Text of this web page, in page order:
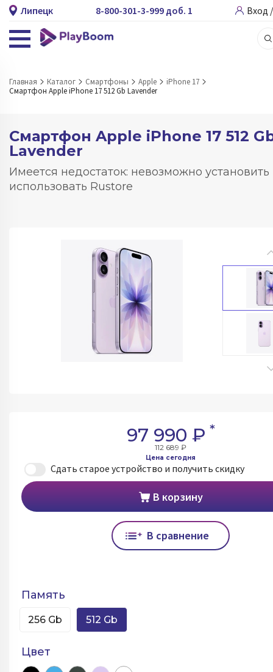
Липецк 8-800-301-3-999 доб. 1 Вход
Главная Каталог Смартфоны Apple
iPhone 17
Смартфон Apple iPhone 17 512 Gb Lavender
Смартфон Apple iPhone 17 512
Lavender
Имеется недостаток: невозможно установить
использовать Rustore
Память
256 Gb 512 Gb
Цвет
97 990 ₽ *
112 689 ₽
Цена сегодня
Сдать старое устройство и получить скидку
В корзину
В сравнение